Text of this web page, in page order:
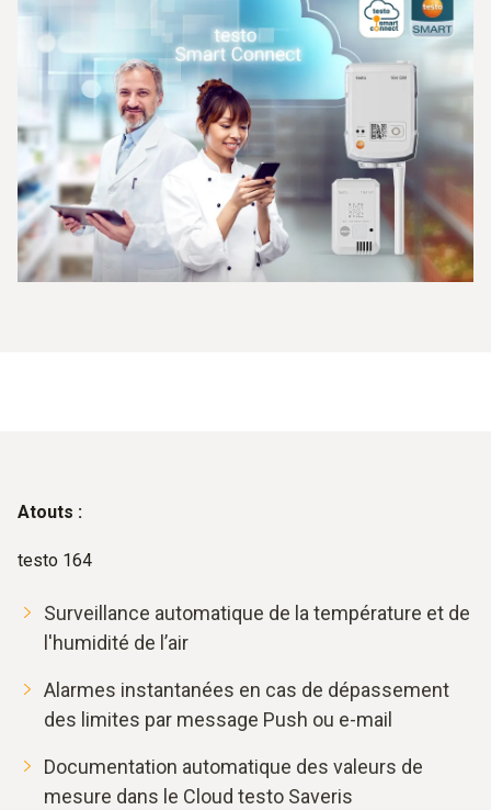
Atouts :
testo 164
Surveillance automatique de la température et de
l'humidité de l’air
Alarmes instantanées en cas de dépassement
des limites par message Push ou e-mail
Documentation automatique des valeurs de
mesure dans le Cloud testo Saveris